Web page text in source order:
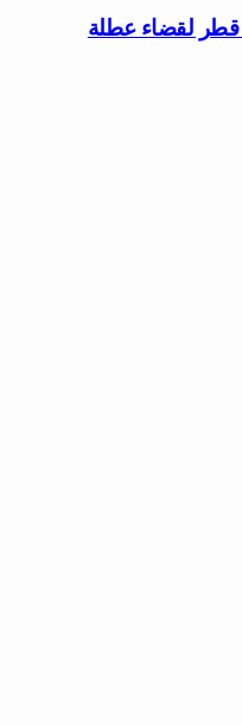
لقضاء عطلة